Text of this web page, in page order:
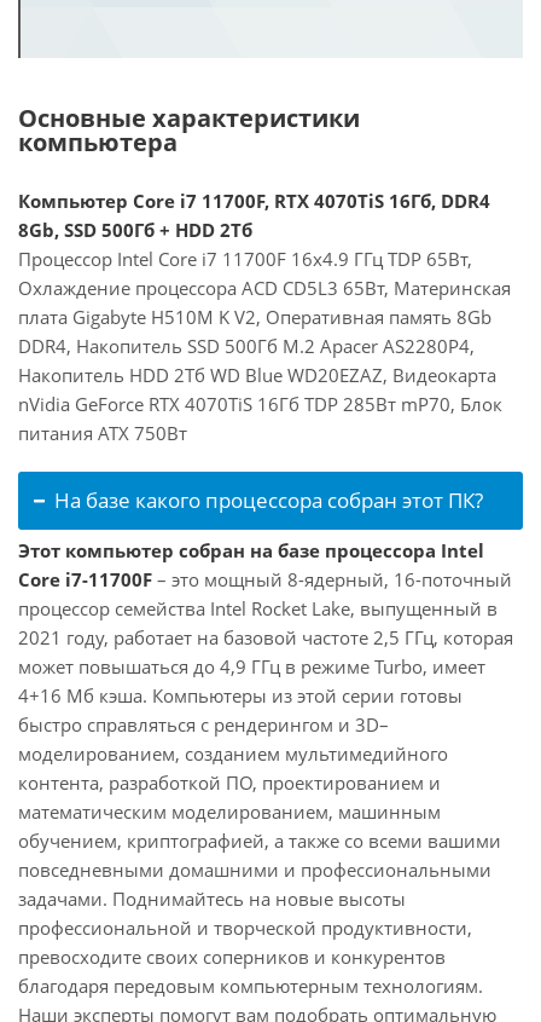
Основные характеристики
компьютера
Компьютер Core i7 11700F, RTX 4070TiS 16Гб, DDR4
8Gb, SSD 500Гб + HDD 2Тб
Процессор Intel Core i7 11700F 16x4.9 ГГц TDP 65Вт,
Охлаждение процессора ACD CD5L3 65Вт, Материнская
плата Gigabyte H510M K V2, Оперативная память 8Gb
DDR4, Накопитель SSD 500Гб M.2 Apacer AS2280P4,
Накопитель HDD 2Тб WD Blue WD20EZAZ, Видеокарта
nVidia GeForce RTX 4070TiS 16Гб TDP 285Вт mP70, Блок
питания ATX 750Вт
На базе какого процессора собран этот ПК?
Этот компьютер собран на базе процессора Intel
Core i7-11700F – это мощный 8-ядерный, 16-поточный
процессор семейства Intel Rocket Lake, выпущенный в
2021 году, работает на базовой частоте 2,5 ГГц, которая
может повышаться до 4,9 ГГц в режиме Turbo, имеет
4+16 Мб кэша. Компьютеры из этой серии готовы
быстро справляться с рендерингом и 3D–
моделированием, созданием мультимедийного
контента, разработкой ПО, проектированием и
математическим моделированием, машинным
обучением, криптографией, а также со всеми вашими
повседневными домашними и профессиональными
задачами. Поднимайтесь на новые высоты
профессиональной и творческой продуктивности,
превосходите своих соперников и конкурентов
благодаря передовым компьютерным технологиям.
Наши эксперты помогут вам подобрать оптимальную